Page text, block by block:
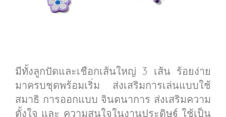
มีทั้งลูกปัดและเชือกเส้นใหญ่ 3 เส้น ร้อยง่าย
มาครบชุดพร้อมเริ่ม ส่งเสริมการเล่นแบบใช้
สมาธิ การออกแบบ จินตนาการ ส่งเสริมความ
ตั้งใจ และ ความสนใจในงานประดิษฐ์ ใช้เป็น